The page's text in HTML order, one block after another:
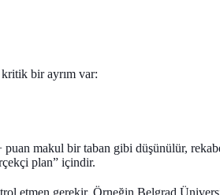
bir ayrım var:
puan makul bir taban gibi düşünülür,
plan” içindir.
etmen gerekir. Örneğin Belgrad